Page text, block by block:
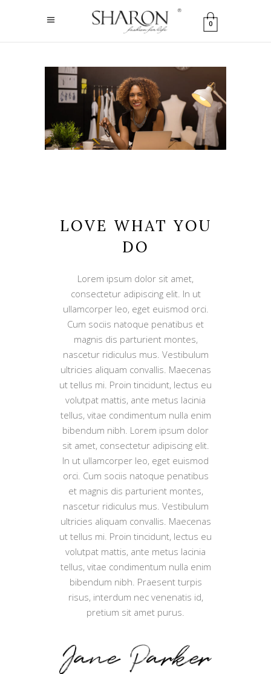
0
LOVE WHAT YOU
DO
Lorem ipsum dolor sit amet,
consectetur adipiscing elit. In ut
ullamcorper leo, eget euismod orci.
Cum sociis natoque penatibus et
magnis dis parturient montes,
nascetur ridiculus mus. Vestibulum
ultricies aliquam convallis. Maecenas
ut tellus mi. Proin tincidunt, lectus eu
volutpat mattis, ante metus lacinia
tellus, vitae condimentum nulla enim
bibendum nibh. Lorem ipsum dolor
sit amet, consectetur adipiscing elit.
In ut ullamcorper leo, eget euismod
orci. Cum sociis natoque penatibus
et magnis dis parturient montes,
nascetur ridiculus mus. Vestibulum
ultricies aliquam convallis. Maecenas
ut tellus mi. Proin tincidunt, lectus eu
volutpat mattis, ante metus lacinia
tellus, vitae condimentum nulla enim
bibendum nibh. Praesent turpis
risus, interdum nec venenatis id,
pretium sit amet purus.